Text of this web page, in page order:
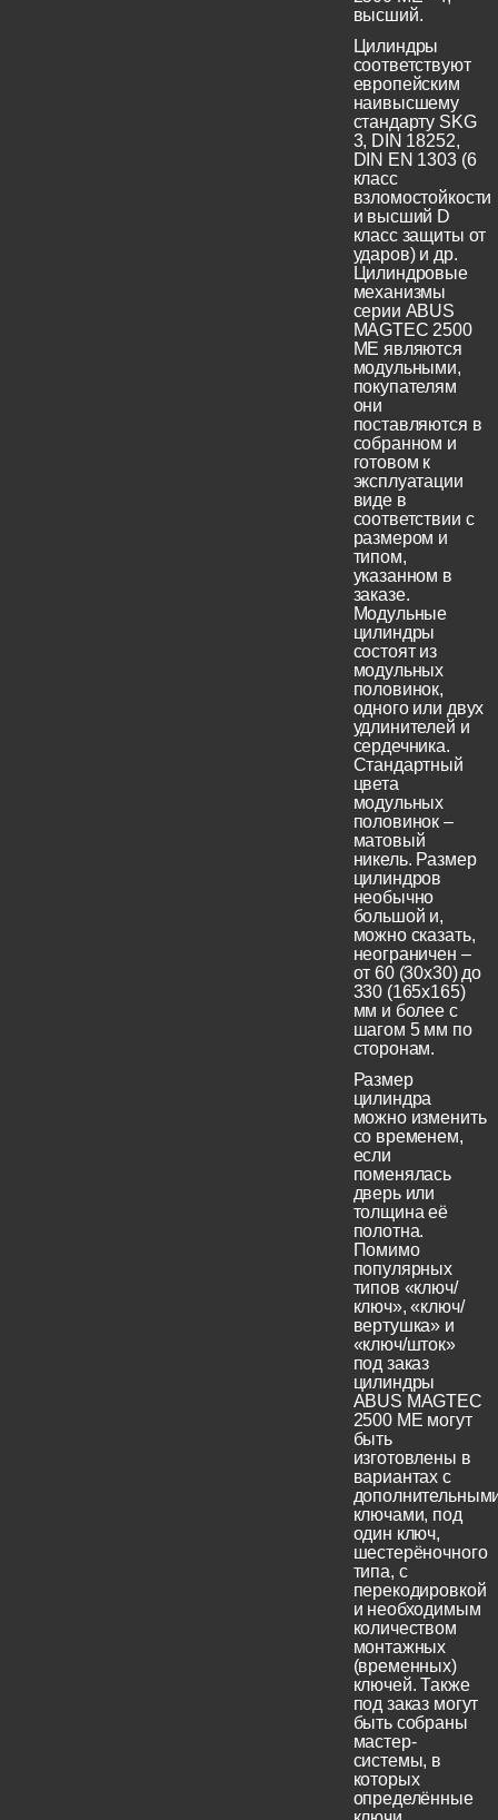
высший.
Цилиндры
соответствуют
европейским
наивысшему
стандарту SKG
3, DIN 18252,
DIN EN 1303 (6
класс
взломостойкости
и высший D
класс защиты от
ударов) и др.
Цилиндровые
механизмы
серии ABUS
MAGTEC 2500
ME являются
модульными,
покупателям
они
поставляются в
собранном и
готовом к
эксплуатации
виде в
соответствии с
размером и
типом,
указанном в
заказе.
Модульные
цилиндры
состоят из
модульных
половинок,
одного или двух
удлинителей и
сердечника.
Стандартный
цвета
модульных
половинок –
матовый
никель. Размер
цилиндров
необычно
большой и,
можно сказать,
неограничен –
от 60 (30x30) до
330 (165х165)
мм и более с
шагом 5 мм по
сторонам.
Размер
цилиндра
можно изменить
со временем,
если
поменялась
дверь или
толщина её
полотна.
Помимо
популярных
типов «ключ/
ключ», «ключ/
вертушка» и
«ключ/шток»
под заказ
цилиндры
ABUS MAGTEC
2500 ME могут
быть
изготовлены в
вариантах с
ключами, под
один ключ,
шестерёночного
типа, с
перекодировкой
и необходимым
количеством
монтажных
(временных)
ключей. Также
под заказ могут
быть собраны
мастер-
системы, в
которых
определённые